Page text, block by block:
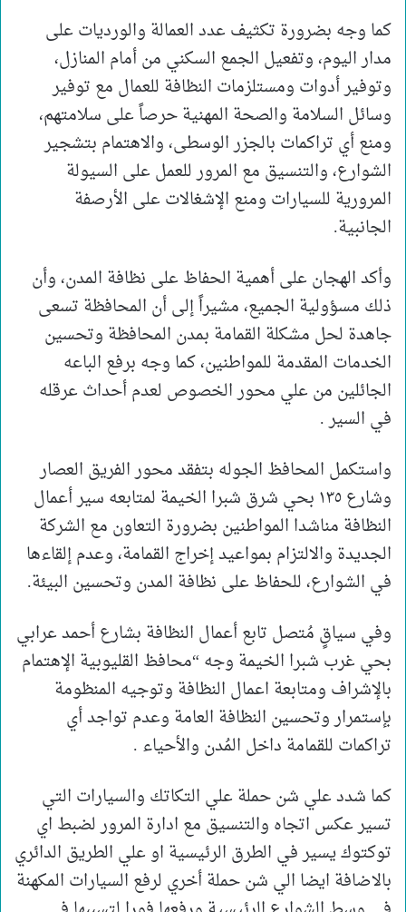
كما وجه بضرورة تكثيف عدد العمالة والورديات على
مدار اليوم، وتفعيل الجمع السكني من أمام المنازل،
وتوفير أدوات ومستلزمات النظافة للعمال مع توفير
وسائل السلامة والصحة المهنية حرصاً على سلامتهم،
ومنع أي تراكمات بالجزر الوسطى، والاهتمام بتشجير
الشوارع، والتنسيق مع المرور للعمل على السيولة
المرورية للسيارات ومنع الإشغالات على الأرصفة
الجانبية.
وأكد الهجان على أهمية الحفاظ على نظافة المدن، وأن
ذلك مسؤولية الجميع، مشيراً إلى أن المحافظة تسعى
جاهدة لحل مشكلة القمامة بمدن المحافظة وتحسين
الخدمات المقدمة للمواطنين، كما وجه برفع الباعه
الجائلين من علي محور الخصوص لعدم أحداث عرقله
في السير .
واستكمل المحافظ الجوله بتفقد محور الفريق العصار
وشارع ١٣٥ بحي شرق شبرا الخيمة لمتابعه سير أعمال
النظافة مناشدا المواطنين بضرورة التعاون مع الشركة
الجديدة والالتزام بمواعيد إخراج القمامة، وعدم إلقاءها
في الشوارع، للحفاظ على نظافة المدن وتحسين البيئة.
وفي سياقٍ مُتصل تابع أعمال النظافة بشارع أحمد عرابي
بحي غرب شبرا الخيمة وجه “محافظ القليوبية الإهتمام
بالإشراف ومتابعة اعمال النظافة وتوجيه المنظومة
بإستمرار وتحسين النظافة العامة وعدم تواجد أي
تراكمات للقمامة داخل المُدن والأحياء .
كما شدد علي شن حملة علي التكاتك والسيارات التي
تسير عكس اتجاه والتنسيق مع ادارة المرور لضبط اي
توكتوك يسير في الطرق الرئيسية او علي الطريق الدائري
بالاضافة ايضا الي شن حملة أخري لرفع السيارات المكهنة